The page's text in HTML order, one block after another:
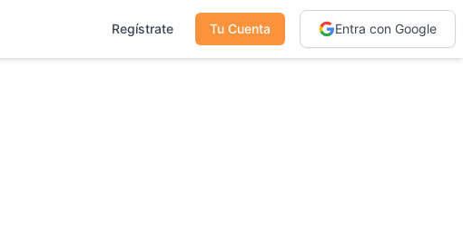
Regístrate Tu Cuenta Entra con Google